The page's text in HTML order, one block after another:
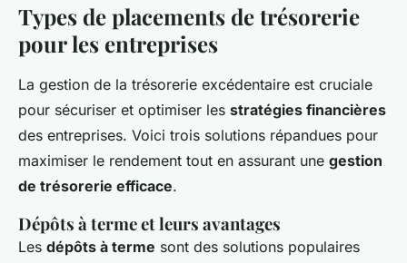
Types de placements de trésorerie
pour les entreprises
La gestion de la trésorerie excédentaire est cruciale
pour sécuriser et optimiser les stratégies financières
des entreprises. Voici trois solutions répandues pour
maximiser le rendement tout en assurant une gestion
de trésorerie efficace.
Dépôts à terme et leurs avantages
Les dépôts à terme sont des solutions populaires